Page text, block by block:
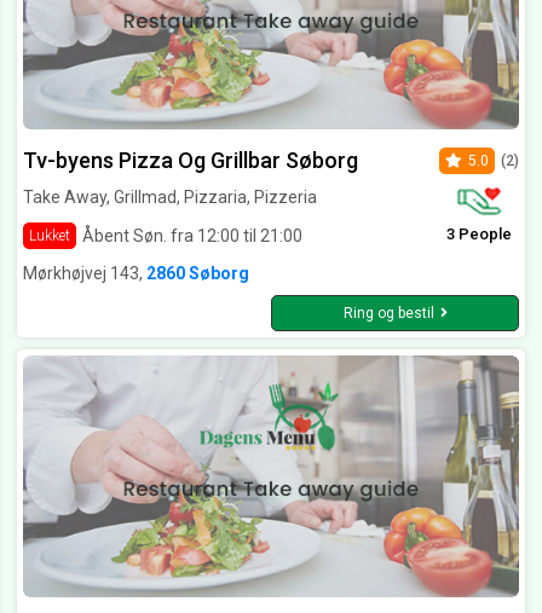
Tv-byens Pizza Og Grillbar Søborg
Take Away, Grillmad, Pizzaria, Pizzeria
Lukket Åbent Søn. fra 12:00 til 21:00
5.0 (2)
3 People
Mørkhøjvej 143, 2860 Søborg
Ring og bestil